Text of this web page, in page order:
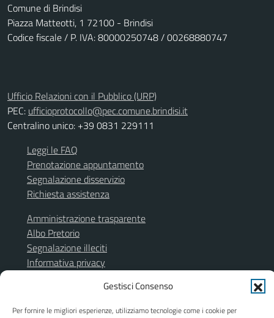
Gestisci Consenso
Per fornire le migliori esperienze, utilizziamo tecnologie come i cookie per
Comune di Brindisi
Piazza Matteotti, 1 72100 - Brindisi
Codice fiscale / P. IVA: 80000250748 / 00268880747
Ufficio Relazioni con il Pubblico (URP)
PEC: ufficioprotocollo@pec.comune.brindisi.it
Centralino unico: +39 0831 229111
Leggi le FAQ
Prenotazione appuntamento
Segnalazione disservizio
Richiesta assistenza
Amministrazione trasparente
Albo Pretorio
Segnalazione illeciti
Informativa privacy
Dichiarazione di accessibilità
Obiettivi di accessibilità